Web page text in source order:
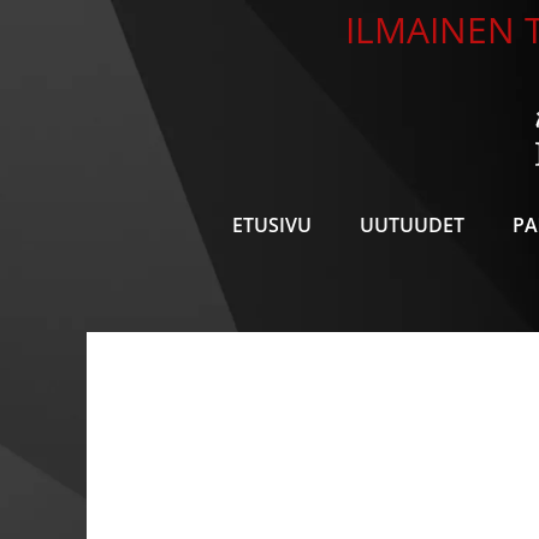
ILMAINEN
ETUSIVU UUTUUDET